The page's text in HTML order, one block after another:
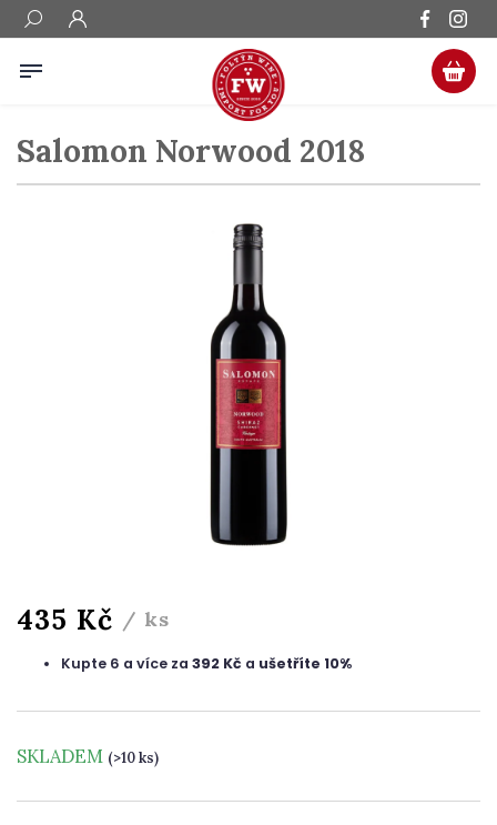
Salomon Norwood 2018
435 Kč / ks
Kupte 6 a více za 392 Kč a ušetříte 10%
SKLADEM (>10 ks)